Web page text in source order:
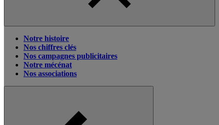
Notre histoire
Nos chiffres clés
Nos campagnes publicitaires
Notre mécénat
Nos associations